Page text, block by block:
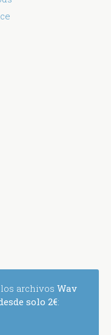
los archivos Wav
solo 2€: